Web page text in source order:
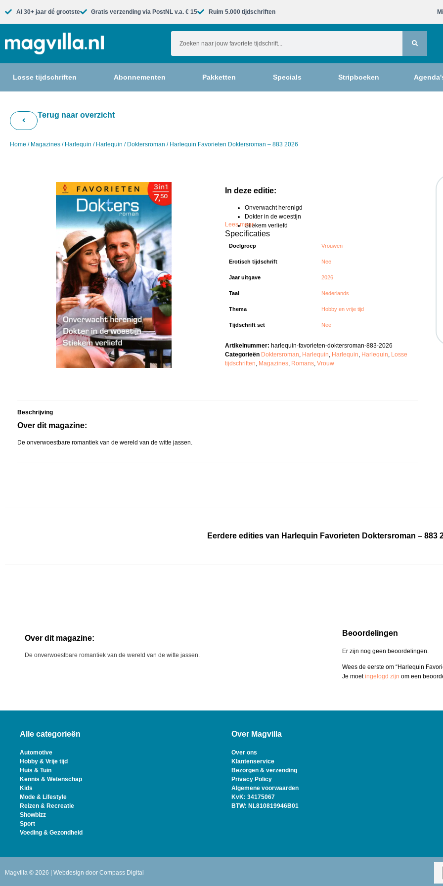
Al 30+ jaar dé grootste​ Gratis verzending via PostNL v.a. € 15 Ruim 5.000 tijdschriften​
Losse tijdschriften Abonnementen Pakketten Specials Stripboeken
Terug naar overzicht
Home / Magazines / Harlequin / Harlequin / Doktersroman / Harlequin Favorieten Doktersroman – 883 2026
In deze editie:
Onverwacht herenigd
Dokter in de woestijn
Stiekem verliefd
Lees meer
Specificaties
Doelgroep Vrouwen
Erotisch tijdschrift Nee
Jaar uitgave 2026
Taal Nederlands
Thema Hobby en vrije tijd
Tijdschrift set Nee
Artikelnummer: harlequin-favorieten-doktersroman-883-2026
Categorieën Doktersroman, Harlequin, Harlequin, Harlequin, Losse
tijdschriften, Magazines, Romans,Vrouw
Beschrijving
Over dit magazine:
De onverwoestbare romantiek van de wereld van de witte jassen.
Eerdere edities van Harlequin Favorieten Doktersroman – 883
Over dit magazine:
De onverwoestbare romantiek van de wereld van de witte jassen.
Beoordelingen
Er zijn nog geen beoordelingen.
Wees de eerste om “Harlequin
Je moetingelogd zijn om een
Alle categorieën
Automotive
Hobby & Vrije tijd
Huis & Tuin
Kennis & Wetenschap
Kids
Mode & Lifestyle
Reizen & Recreatie
Showbizz
Sport
Voeding & Gezondheid
Over Magvilla
Over ons
Klantenservice
Bezorgen & verzending
Privacy Policy
Algemene voorwaarden
KvK: 34175067
BTW: NL810819946B01
Magvilla © 2026 | Webdesign door Compass Digital